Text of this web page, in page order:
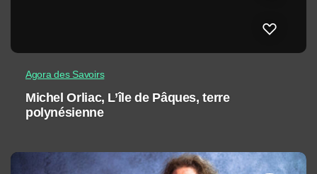
Agora des Savoirs
Michel Orliac, L’île de Pâques, terre
polynésienne